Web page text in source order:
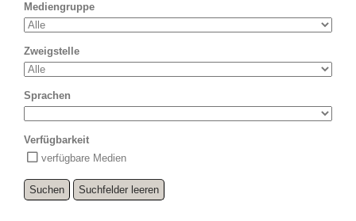
Mediengruppe
Zweigstelle
Sprachen
Verfügbarkeit
verfügbare Medien